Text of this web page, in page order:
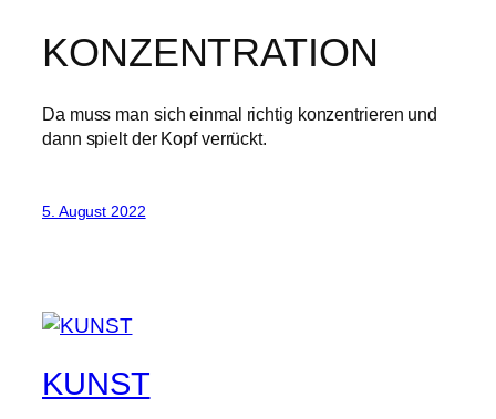
KONZENTRATION
Da muss man sich einmal richtig konzentrieren und
dann spielt der Kopf verrückt.
5. August 2022
KUNST